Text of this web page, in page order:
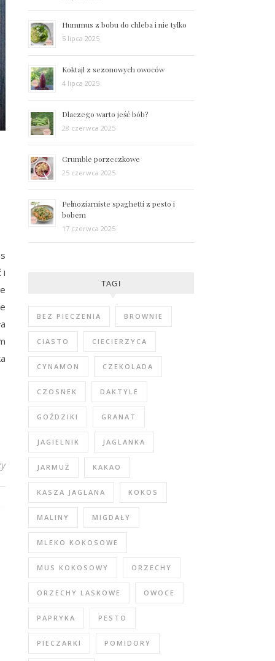
i
Hummus z bobu do chleba i nie tylko
5 lipca 2025
Koktajl z sezonowych owoców
4 lipca 2025
Dlaczego warto jeść bób?
28 czerwca 2025
Crumble porzeczkowe
25 czerwca 2025
Pełnoziarniste spaghetti z pesto i
bobem
17 czerwca 2025
TAGI
BEZ PIECZENIA BROWNIE
CIASTO CIECIERZYCA
CYNAMON CZEKOLADA
CZOSNEK DAKTYLE
GOŹDZIKI GRANAT
JAGIELNIK JAGLANKA
JARMUŻ KAKAO
KASZA JAGLANA KOKOS
MALINY MIGDAŁY
MLEKO KOKOSOWE
MUS KOKOSOWY ORZECHY
ORZECHY LASKOWE OWOCE
PAPRYKA PESTO
PIECZARKI POMIDORY